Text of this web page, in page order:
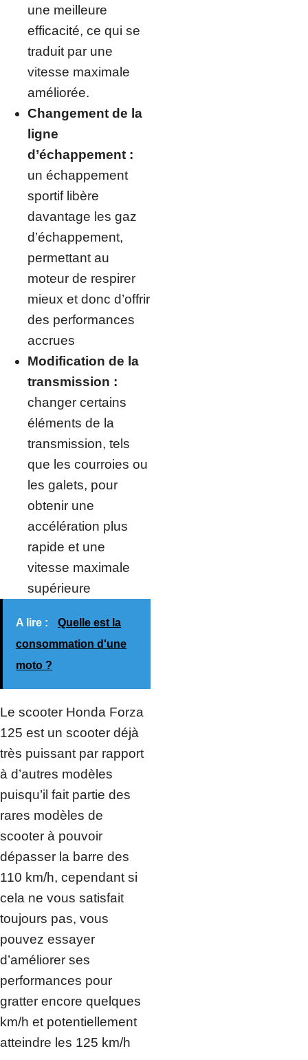
une meilleure
efficacité, ce qui se
traduit par une
vitesse maximale
améliorée.
Changement de la
ligne
d’échappement :
un échappement
sportif libère
davantage les gaz
d’échappement,
permettant au
moteur de respirer
mieux et donc d’offrir
des performances
accrues
Modification de la
transmission :
changer certains
éléments de la
transmission, tels
que les courroies ou
les galets, pour
obtenir une
accélération plus
rapide et une
vitesse maximale
supérieure
A lire :
Quelle est la
consommation d'une
moto ?
Le scooter Honda Forza
125 est un scooter déjà
très puissant par rapport
à d’autres modèles
puisqu’il fait partie des
rares modèles de
scooter à pouvoir
dépasser la barre des
110 km/h, cependant si
cela ne vous satisfait
toujours pas, vous
pouvez essayer
d’améliorer ses
performances pour
gratter encore quelques
km/h et potentiellement
atteindre les 125 km/h